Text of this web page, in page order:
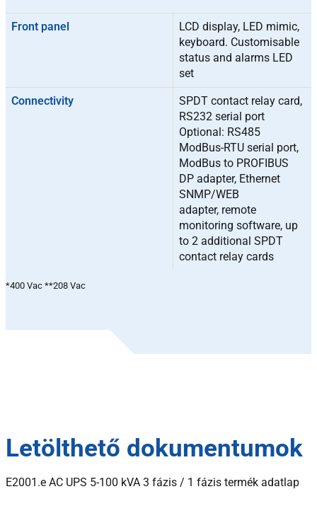
Front panel
LCD display, LED mimic,
keyboard. Customisable
status and alarms LED
set
Connectivity
SPDT contact relay card,
RS232 serial port
Optional: RS485
ModBus-RTU serial port,
ModBus to PROFIBUS
DP adapter, Ethernet
SNMP/WEB
adapter, remote
monitoring software, up
to 2 additional SPDT
contact relay cards
*400 Vac **208 Vac
Letölthető dokumentumok
E2001.e AC UPS 5-100 kVA 3 fázis / 1 fázis termék adatlap